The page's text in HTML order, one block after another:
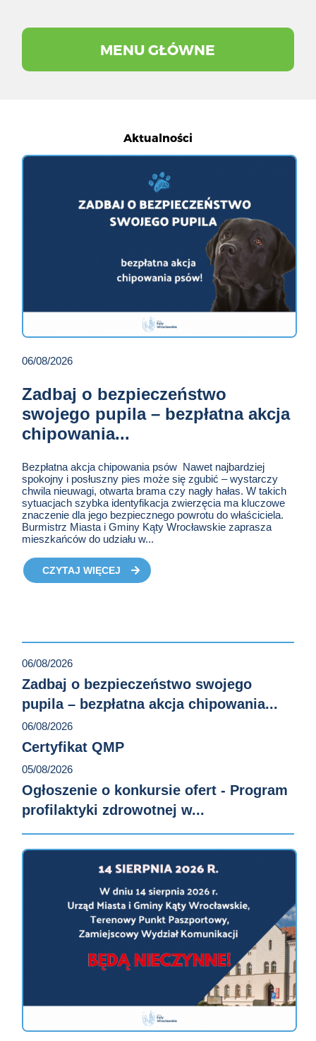
MENU GŁÓWNE
Aktualności
06/08/2026
Zadbaj o bezpieczeństwo
swojego pupila – bezpłatna akcja
chipowania...
Bezpłatna akcja chipowania psów Nawet najbardziej
spokojny i posłuszny pies może się zgubić – wystarczy
chwila nieuwagi, otwarta brama czy nagły hałas. W takich
sytuacjach szybka identyfikacja zwierzęcia ma kluczowe
znaczenie dla jego bezpiecznego powrotu do właściciela.
Burmistrz Miasta i Gminy Kąty Wrocławskie zaprasza
mieszkańców do udziału w...
CZYTAJ WIĘCEJ
O AKTUALNOŚCI POD
TYTUŁEM ZADBAJ O
06/08/2026
Zadbaj o bezpieczeństwo swojego
pupila – bezpłatna akcja chipowania...
06/08/2026
Certyfikat QMP
05/08/2026
Ogłoszenie o konkursie ofert - Program
profilaktyki zdrowotnej w...